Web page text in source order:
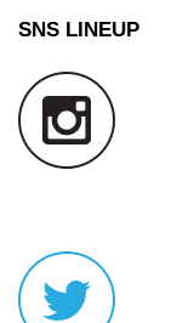
SNS LINEUP